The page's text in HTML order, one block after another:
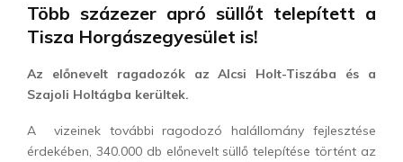
Több százezer apró süllőt telepített a
Tisza Horgászegyesület is!
Az előnevelt ragadozók az Alcsi Holt-Tiszába és a
Szajoli Holtágba kerültek.
A vizeinek további ragodozó halállomány fejlesztése
érdekében, 340.000 db előnevelt süllő telepítése történt az